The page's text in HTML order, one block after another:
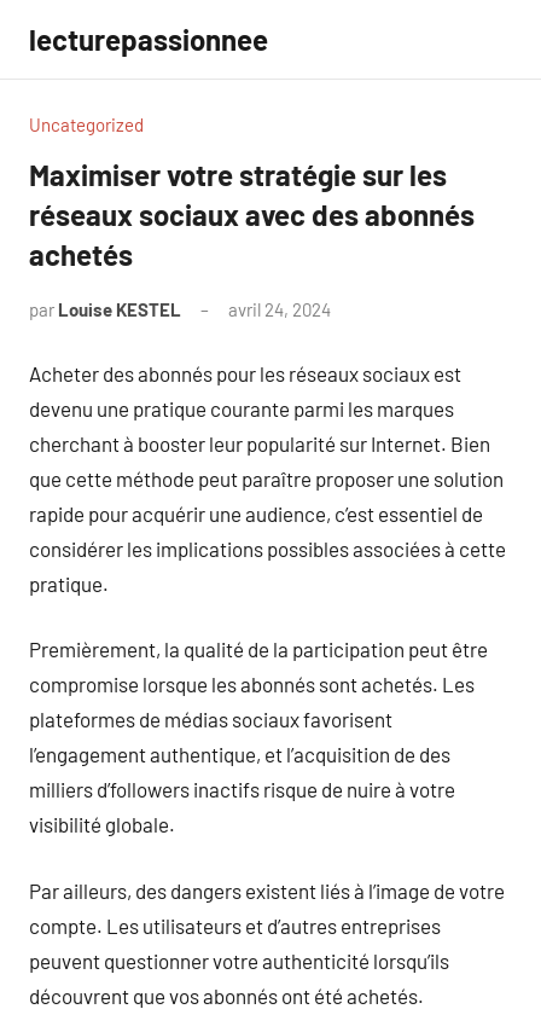
contenu
lecturepassionnee
Uncategorized
Maximiser votre stratégie sur les
réseaux sociaux avec des abonnés
achetés
par Louise KESTEL avril 24, 2024
Acheter des abonnés pour les réseaux sociaux est
devenu une pratique courante parmi les marques
cherchant à booster leur popularité sur Internet. Bien
que cette méthode peut paraître proposer une solution
rapide pour acquérir une audience, c’est essentiel de
considérer les implications possibles associées à cette
pratique.
Premièrement, la qualité de la participation peut être
compromise lorsque les abonnés sont achetés. Les
plateformes de médias sociaux favorisent
l’engagement authentique, et l’acquisition de des
milliers d’followers inactifs risque de nuire à votre
visibilité globale.
Par ailleurs, des dangers existent liés à l’image de votre
compte. Les utilisateurs et d’autres entreprises
peuvent questionner votre authenticité lorsqu’ils
découvrent que vos abonnés ont été achetés.